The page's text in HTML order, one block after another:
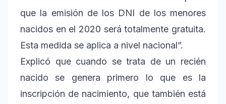
que la emisión de los DNI de los menores
nacidos en el 2020 será totalmente gratuita.
Esta medida se aplica a nivel nacional”.
Explicó que cuando se trata de un recién
nacido se genera primero lo que es la
inscripción de nacimiento, que también está